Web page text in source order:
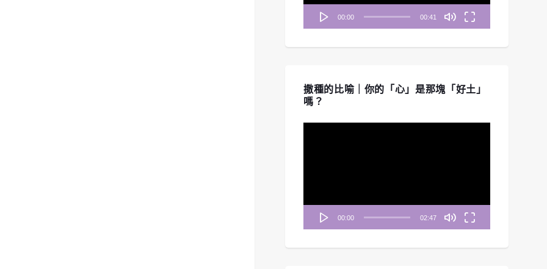
00:00 00:41
撒種的比喻｜你的「心」是那塊「好土」
嗎？
00:00 02:47